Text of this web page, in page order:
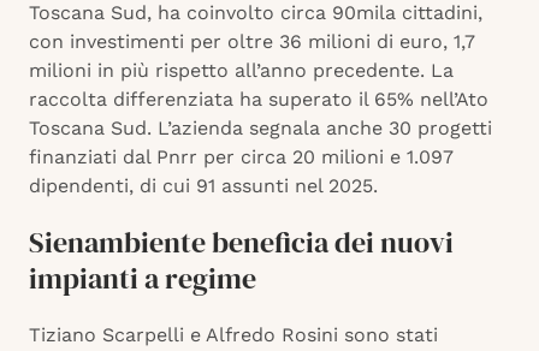
Toscana Sud, ha coinvolto circa 90mila cittadini,
con investimenti per oltre 36 milioni di euro, 1,7
milioni in più rispetto all’anno precedente. La
raccolta differenziata ha superato il 65% nell’Ato
Toscana Sud. L’azienda segnala anche 30 progetti
finanziati dal Pnrr per circa 20 milioni e 1.097
dipendenti, di cui 91 assunti nel 2025.
Sienambiente beneficia dei nuovi
impianti a regime
Tiziano Scarpelli e Alfredo Rosini sono stati